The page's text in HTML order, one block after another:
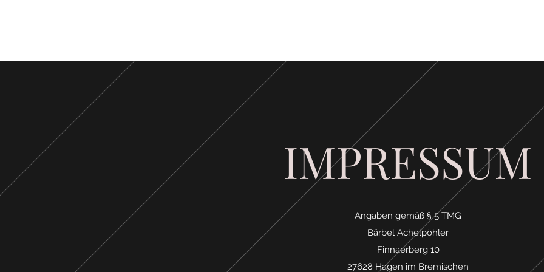
IMPRESSUM
Angaben gemäß § 5 TMG
Bärbel Achelpöhler
Finnaerberg 10
27628 Hagen im Bremischen